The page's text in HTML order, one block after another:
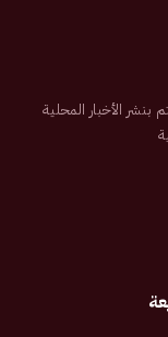
سعودية تم تأسيسها عام 2007م تهتم بنشر الأخبار المحلية